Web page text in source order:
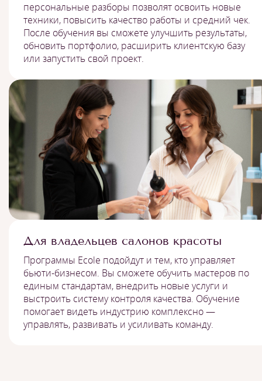
персональные разборы позволят освоить новые
техники, повысить качество работы и средний чек.
После обучения вы сможете улучшить результаты,
обновить портфолио, расширить клиентскую базу
или запустить свой проект.
Для владельцев салонов красоты
Программы Ecole подойдут и тем, кто управляет
бьюти-бизнесом. Вы сможете обучить мастеров по
единым стандартам, внедрить новые услуги и
выстроить систему контроля качества. Обучение
помогает видеть индустрию комплексно —
управлять, развивать и усиливать команду.